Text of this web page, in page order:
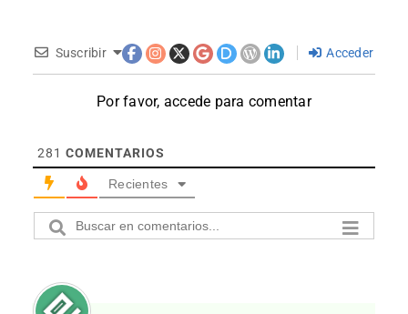
Suscribir Acceder
Por favor, accede para comentar
281 COMENTARIOS
Recientes